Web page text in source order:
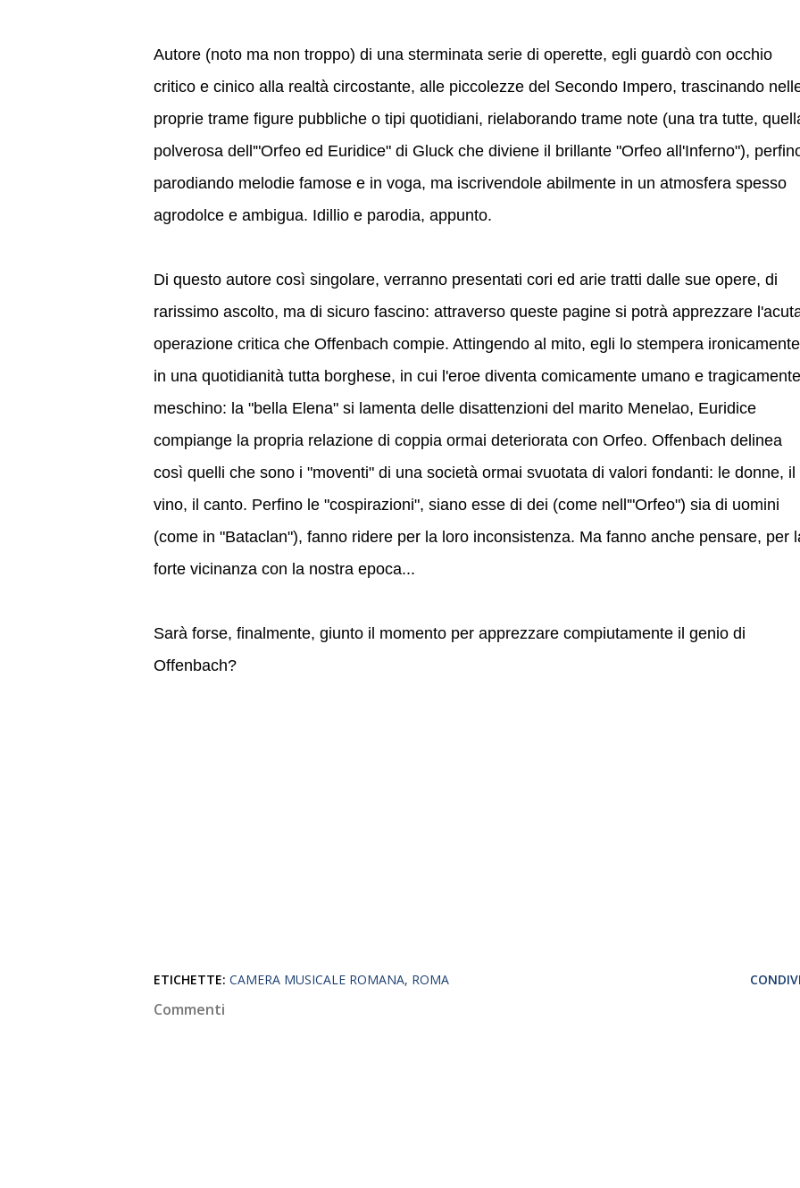
Autore (noto ma non troppo) di una sterminata serie di operette, egli guardò con occhio
critico e cinico alla realtà circostante, alle piccolezze del Secondo Impero, trascinando
proprie trame figure pubbliche o tipi quotidiani, rielaborando trame note (una tra tutte,
polverosa dell'"Orfeo ed Euridice" di Gluck che diviene il brillante "Orfeo all'Inferno"),
parodiando melodie famose e in voga, ma iscrivendole abilmente in un atmosfera spesso
agrodolce e ambigua. Idillio e parodia, appunto.
Di questo autore così singolare, verranno presentati cori ed arie tratti dalle sue opere, di
rarissimo ascolto, ma di sicuro fascino: attraverso queste pagine si potrà apprezzare
operazione critica che Offenbach compie. Attingendo al mito, egli lo stempera ironicamente
in una quotidianità tutta borghese, in cui l'eroe diventa comicamente umano e tragicamente
meschino: la "bella Elena" si lamenta delle disattenzioni del marito Menelao, Euridice
compiange la propria relazione di coppia ormai deteriorata con Orfeo. Offenbach delinea
così quelli che sono i "moventi" di una società ormai svuotata di valori fondanti: le donne, il
vino, il canto. Perfino le "cospirazioni", siano esse di dei (come nell'"Orfeo") sia di uomini
(come in "Bataclan"), fanno ridere per la loro inconsistenza. Ma fanno anche pensare, per
forte vicinanza con la nostra epoca...
Sarà forse, finalmente, giunto il momento per apprezzare compiutamente il genio di
Offenbach?
ETICHETTE: CAMERA MUSICALE ROMANA ROMA
Commenti